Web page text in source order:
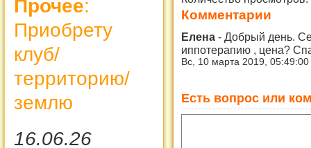
Прочее:
Приобрету
клуб/
территорию/
землю
16.06.26
Комментарии
Елена - Добрый день.
иппотерапию , цена?
Вс, 10 марта 2019, 05:49:00
Есть вопрос или